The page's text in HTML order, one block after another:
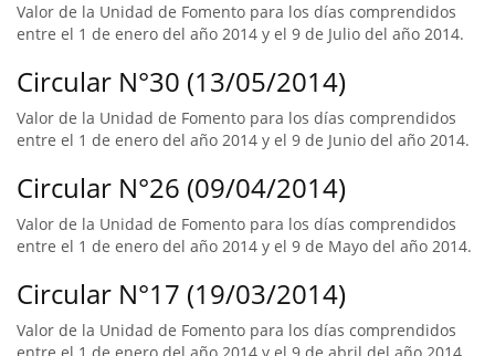
Valor de la Unidad de Fomento para los días comprendidos
entre el 1 de enero del año 2014 y el 9 de Julio del año 2014.
Circular N°30 (13/05/2014)
Valor de la Unidad de Fomento para los días comprendidos
entre el 1 de enero del año 2014 y el 9 de Junio del año 2014.
Circular N°26 (09/04/2014)
Valor de la Unidad de Fomento para los días comprendidos
entre el 1 de enero del año 2014 y el 9 de Mayo del año 2014.
Circular N°17 (19/03/2014)
Valor de la Unidad de Fomento para los días comprendidos